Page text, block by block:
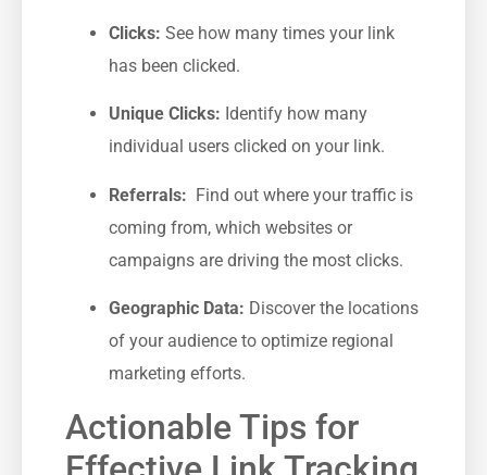
Clicks: See how many times your link
has been clicked.
Unique‌ Clicks: Identify how many
individual ⁤users clicked on your link.
Referrals: ‌ Find out where your traffic is
coming from,⁢ which websites or
campaigns are driving the most clicks.
Geographic Data: Discover the locations
​of your audience ⁤to⁣ optimize regional
marketing efforts.
Actionable Tips for